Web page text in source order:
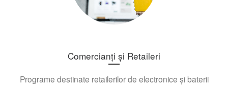
Comercianți și Retaileri
Programe destinate retailerilor de electronice și baterii